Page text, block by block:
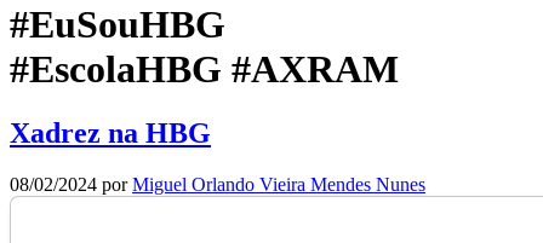
#EuSouHBG
#EscolaHBG #AXRAM
Xadrez na HBG
08/02/2024 porMiguel Orlando Vieira Mendes Nunes